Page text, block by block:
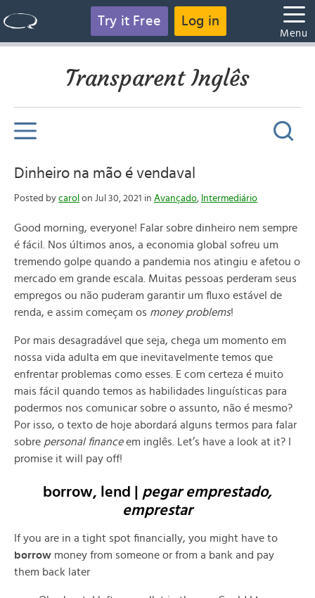
Try it Free Log in
Menu
Transparent Inglês
Dinheiro na mão é vendaval
Posted by carol on Jul 30, 2021 in Avançado, Intermediário
Good morning, everyone! Falar sobre dinheiro nem sempre
é fácil. Nos últimos anos, a economia global sofreu um
tremendo golpe quando a pandemia nos atingiu e afetou o
mercado em grande escala. Muitas pessoas perderam seus
empregos ou não puderam garantir um fluxo estável de
renda, e assim começam os money problems!
Por mais desagradável que seja, chega um momento em
nossa vida adulta em que inevitavelmente temos que
enfrentar problemas como esses. E com certeza é muito
mais fácil quando temos as habilidades linguísticas para
podermos nos comunicar sobre o assunto, não é mesmo?
Por isso, o texto de hoje abordará alguns termos para falar
sobre personal financeem inglês.
Let’s have a look at it? I
promise it will pay off!
borrow, lend | pegar emprestado,
emprestar
If you are in a tight spot financially, you might have to
borrow money from someone or from a bank and pay
them back later